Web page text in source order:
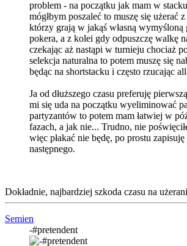
problem - na początku jak mam w
mógłbym poszaleć to muszę się użerać
którzy grają w jakąś własną wymyśloną
pokera, a z kolei gdy odpuszczę walkę
czekając aż nastąpi w turnieju chociaż
selekcja naturalna to potem muszę się
będąc na shortstacku i często rzucając
Ja od dłuższego czasu preferuję
mi się uda na początku wyeliminować
partyzantów to potem mam łatwiej w
fazach, a jak nie... Trudno, nie
więc płakać nie będę, po prostu zapisuję
następnego.
Dokładnie, najbardziej szkoda czasu na
Semien
-#pretendent